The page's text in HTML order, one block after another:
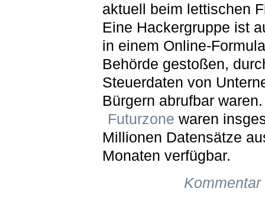
aktuell beim lettischen
Eine Hackergruppe ist
in einem Online-
Behörde gestoßen,
Steuerdaten von
Bürgern abrufbar
Futurzone waren
Millionen Datensätze
Monaten verfügbar.